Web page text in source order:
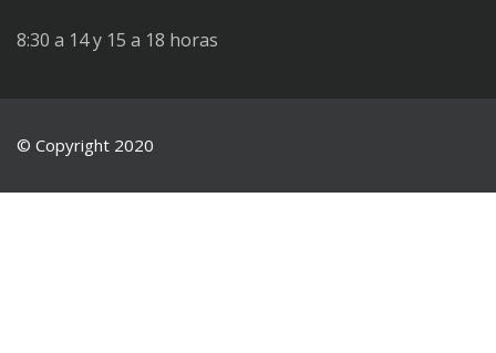
8:30 a 14 y 15 a 18 horas
© Copyright 2020